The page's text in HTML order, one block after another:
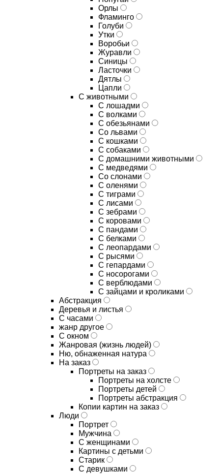
Орлы
Фламинго
Голуби
Утки
Воробьи
Журавли
Синицы
Ласточки
Дятлы
Цапли
С животными
С лошадми
С волками
С обезьянами
Со львами
С кошками
С собаками
С домашними животными
С медведями
Со слонами
С оленями
С тиграми
С лисами
С зебрами
С коровами
С пандами
С белками
С леопардами
С рысями
С гепардами
С носорогами
С верблюдами
С зайцами и кроликами
Абстракция
Деревья и листья
С часами
жанр другое
С окном
Жанровая (жизнь людей)
Ню, обнаженная натура
На заказ
Портреты на заказ
Портреты на холсте
Портреты детей
Портреты абстракция
Копии картин на заказ
Люди
Портрет
Мужчина
С женщинами
Картины с детьми
Старик
С девушками